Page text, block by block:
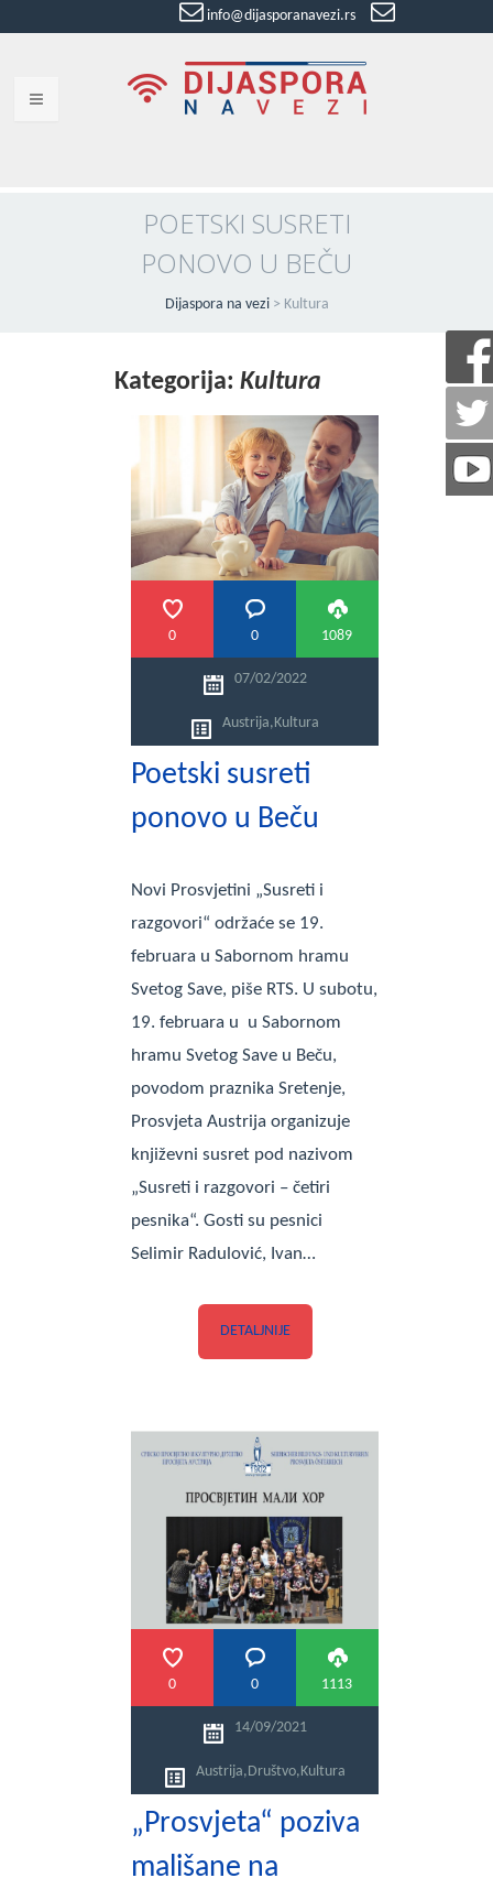
info@dijasporanavezi.rs
8528011
BLOG
VIDEO
O NAMA
KONTAKT
POETSKI SUSRETI
PONOVO U BEČU
Dijaspora na vezi> Kultura
Kategorija: Kultura
0 0 1089
07/02/2022
Austrija,Kultura
Poetski susreti
ponovo u Beču
Novi Prosvjetini „Susreti i
razgovori“ održaće se 19.
februara u Sabornom hramu
Svetog Save, piše RTS. U subotu,
19. februara u u Sabornom
hramu Svetog Save u Beču,
povodom praznika Sretenje,
Prosvjeta Austrija organizuje
književni susret pod nazivom
„Susreti i razgovori – četiri
pesnika“. Gosti su pesnici
Selimir Radulović, Ivan…
DETALJNIJE
0 0 1113
14/09/2021
Austrija,Društvo,Kultura
„Prosvjeta“ poziva
mališane na